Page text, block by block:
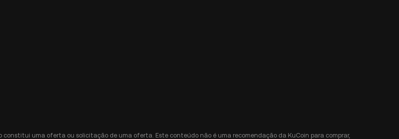
uma oferta ou solicitação de uma oferta. Este conteúdo não é uma recomendação da KuCoin para comprar,